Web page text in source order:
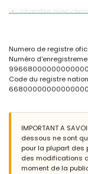
chambre avec
salle de bains en
combinée et toilette
salle de bains avec
Extérieur de la villa
piscine privée en
profondeur
jardin arboré et
3 terrasses, dont 2
barbecue
douche extérieure
Numero de registre
Numéro
Code du registre
IMPORTANT A
dessous ne sont
pour la plupart des
des modifications
moment de la